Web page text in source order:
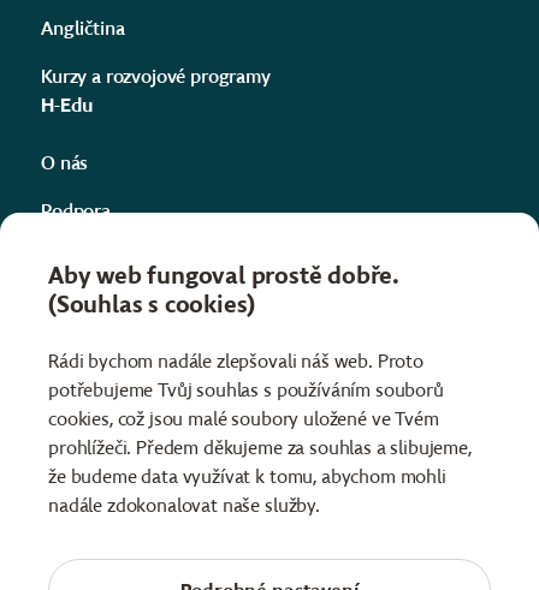
Angličtina
Kurzy a rozvojové programy
H-Edu
O nás
Podpora
Projekty
Obchodní podmínky
Ochrana osobních údajů
ČeštinaSlovenčinaEnglish
Aby web fungoval prostě dobře.
(Souhlas s cookies)
Rádi bychom nadále zlepšovali náš web. Proto
potřebujeme Tvůj souhlas s používáním souborů
cookies, což jsou malé soubory uložené ve Tvém
prohlížeči. Předem děkujeme za souhlas a slibujeme,
že budeme data využívat k tomu, abychom mohli
nadále zdokonalovat naše služby.